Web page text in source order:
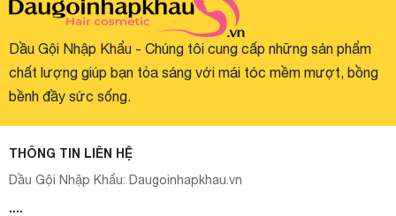
Dầu Gội Nhập Khẩu - Chúng tôi cung cấp những sản phẩm
chất lượng giúp bạn tỏa sáng với mái tóc mềm mượt, bồng
bềnh đầy sức sống.
THÔNG TIN LIÊN HỆ
Dầu Gội Nhập Khẩu: Daugoinhapkhau.vn
....